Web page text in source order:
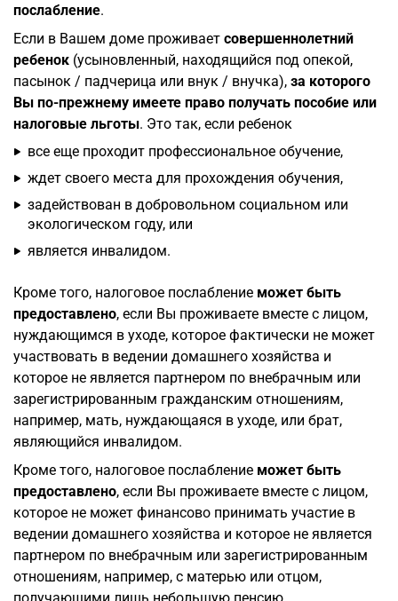
послабление.
Если в Вашем доме проживает совершеннолетний
ребенок (усыновленный, находящийся под опекой,
пасынок / падчерица или внук / внучка), за которого
Вы по-прежнему имеете право получать пособие или
налоговые льготы. Это так, если ребенок
все еще проходит профессиональное обучение,
ждет своего места для прохождения обучения,
задействован в добровольном социальном или
экологическом году, или
является инвалидом.
Кроме того, налоговое послабление может быть
предоставлено, если Вы проживаете вместе с лицом,
нуждающимся в уходе, которое фактически не может
участвовать в ведении домашнего хозяйства и
которое не является партнером по внебрачным или
зарегистрированным гражданским отношениям,
например, мать, нуждающаяся в уходе, или брат,
являющийся инвалидом.
Кроме того, налоговое послабление может быть
предоставлено, если Вы проживаете вместе с лицом,
которое не может финансово принимать участие в
ведении домашнего хозяйства и которое не является
партнером по внебрачным или зарегистрированным
отношениям, например, с матерью или отцом,
получающими лишь небольшую пенсию.